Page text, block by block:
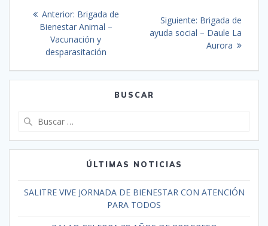
Anterior: Brigada de
Bienestar Animal –
Vacunación y
desparasitación
Siguiente: Brigada de
ayuda social – Daule La
Aurora
BUSCAR
ÚLTIMAS NOTICIAS
SALITRE VIVE JORNADA DE BIENESTAR CON ATENCIÓN
PARA TODOS